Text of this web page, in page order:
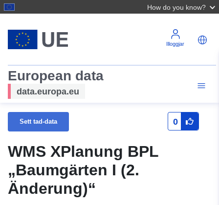
How do you know?
Illoggjar
European data
data.europa.eu
Sett tad-data 0
WMS XPlanung BPL
„Baumgärten I (2.
Änderung)“